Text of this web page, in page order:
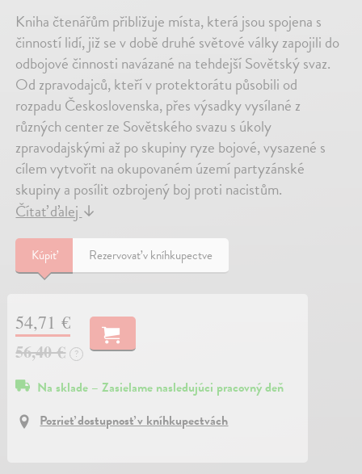
Kniha čtenářům přibližuje místa, která jsou spojena s
činností lidí, již se v době druhé světové války zapojili do
odbojové činnosti navázané na tehdejší Sovětský svaz.
Od zpravodajců, kteří v protektorátu působili od
rozpadu Československa, přes výsadky vysílané z
různých center ze Sovětského svazu s úkoly
zpravodajskými až po skupiny ryze bojové, vysazené s
cílem vytvořit na okupovaném území partyzánské
skupiny a posílit ozbrojený boj proti nacistům.
Čítať ďalej ↓
Kúpiť Rezervovať v kníhkupectve
54,71 €
56,40 €
?
Na sklade – Zasielame nasledujúci pracovný deň
Pozrieť dostupnosť v kníhkupectvách